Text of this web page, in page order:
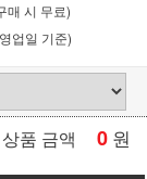
매 시 무료)
업일 기준)
품 금액 0 원